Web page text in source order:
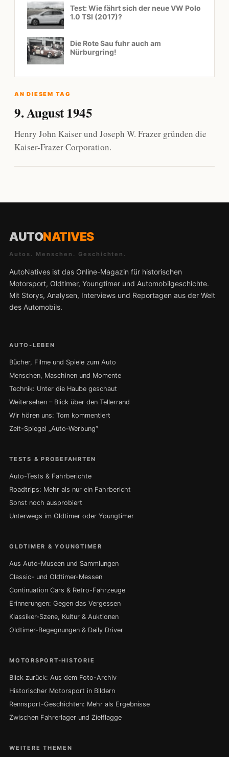
Test: Wie fährt sich der neue VW Polo
1.0 TSI (2017)?
Die Rote Sau fuhr auch am
Nürburgring!
AN DIESEM TAG
9. August 1945
Henry John Kaiser und Joseph W. Frazer gründen die
Kaiser-Frazer Corporation.
AUTONATIVES
Autos. Menschen. Geschichten.
AutoNatives ist das Online-Magazin für historischen
Motorsport, Oldtimer, Youngtimer und Automobilgeschichte.
Mit Storys, Analysen, Interviews und Reportagen aus der Welt
des Automobils.
AUTO-LEBEN
Bücher, Filme und Spiele zum Auto
Menschen, Maschinen und Momente
Technik: Unter die Haube geschaut
Weitersehen – Blick über den Tellerrand
Wir hören uns: Tom kommentiert
Zeit-Spiegel „Auto-Werbung“
TESTS & PROBEFAHRTEN
Auto-Tests & Fahrberichte
Roadtrips: Mehr als nur ein Fahrbericht
Sonst noch ausprobiert
Unterwegs im Oldtimer oder Youngtimer
OLDTIMER & YOUNGTIMER
Aus Auto-Museen und Sammlungen
Classic- und Oldtimer-Messen
Continuation Cars & Retro-Fahrzeuge
Erinnerungen: Gegen das Vergessen
Klassiker-Szene, Kultur & Auktionen
Oldtimer-Begegnungen & Daily Driver
MOTORSPORT-HISTORIE
Blick zurück: Aus dem Foto-Archiv
Historischer Motorsport in Bildern
Rennsport-Geschichten: Mehr als Ergebnisse
Zwischen Fahrerlager und Zielflagge
WEITERE THEMEN